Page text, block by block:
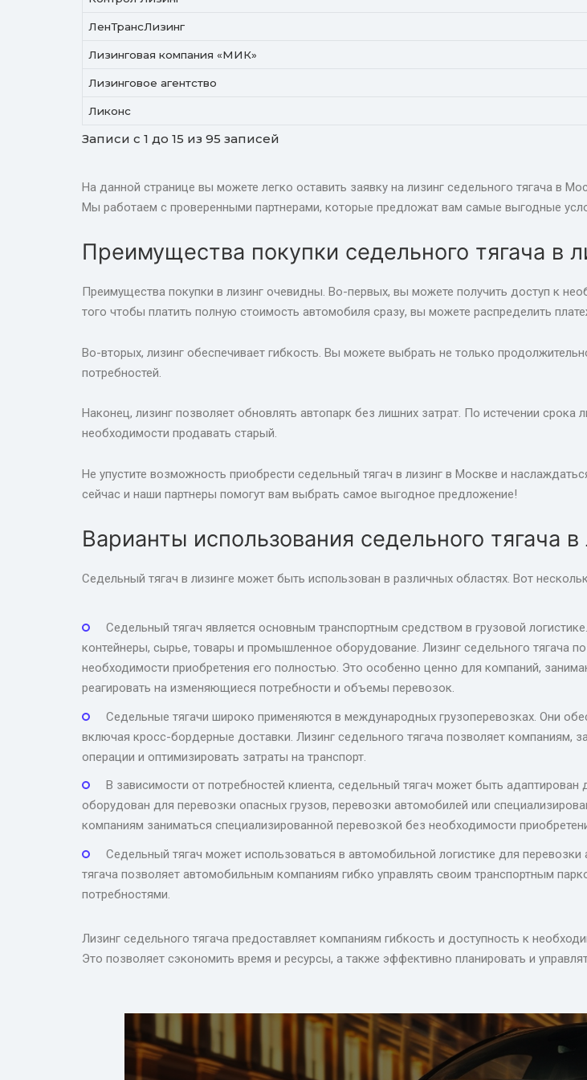
ЛенТрансЛизинг
Лизинговая компания «МИК»
Лизинговое агентство
Ликонс
Записи с 1 до 15 из 95 записей
На данной странице вы можете легко оставить заявку на лизинг седельного тягача в
Мы работаем с проверенными партнерами, которые предложат вам самые выгодные
Преимущества покупки седельного тягача в
Преимущества покупки в лизинг очевидны. Во-первых, вы можете получить доступ к
того чтобы платить полную стоимость автомобиля сразу, вы можете распределить
Во-вторых, лизинг обеспечивает гибкость. Вы можете выбрать не только
потребностей.
Наконец, лизинг позволяет обновлять автопарк без лишних затрат. По истечении
необходимости продавать старый.
Не упустите возможность приобрести седельный тягач в лизинг в Москве и
сейчас и наши партнеры помогут вам выбрать самое выгодное предложение!
Варианты использования седельного тягача в
Седельный тягач в лизинге может быть использован в различных областях. Вот
Седельный тягач является основным транспортным средством в грузовой
контейнеры, сырье, товары и промышленное оборудование. Лизинг седельного тягача
необходимости приобретения его полностью. Это особенно ценно для компаний,
реагировать на изменяющиеся потребности и объемы перевозок.
Седельные тягачи широко применяются в международных грузоперевозках. Они
включая кросс-бордерные доставки. Лизинг седельного тягача позволяет
операции и оптимизировать затраты на транспорт.
В зависимости от потребностей клиента, седельный тягач может быть
оборудован для перевозки опасных грузов, перевозки автомобилей или
компаниям заниматься специализированной перевозкой без необходимости
Седельный тягач может использоваться в автомобильной логистике для
тягача позволяет автомобильным компаниям гибко управлять своим транспортным
потребностями.
Лизинг седельного тягача предоставляет компаниям гибкость и доступность к
Это позволяет сэкономить время и ресурсы, а также эффективно планировать и